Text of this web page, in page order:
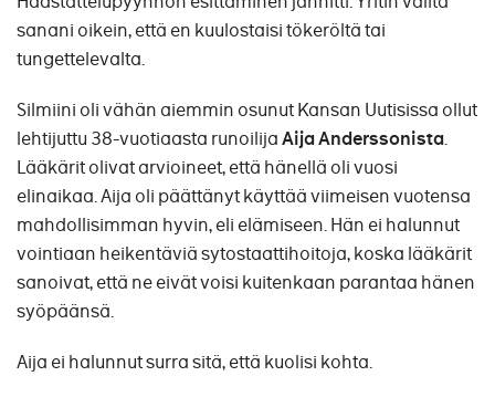
sanani oikein, että en kuulostaisi tökeröltä tai
tungettelevalta.
Silmiini oli vähän aiemmin osunut Kansan Uutisissa ollut
lehtijuttu 38-vuotiaasta runoilijaAija Anderssonista.
Lääkärit olivat arvioineet, että hänellä oli vuosi
elinaikaa. Aija oli päättänyt käyttää viimeisen vuotensa
mahdollisimman hyvin, eli elämiseen. Hän ei halunnut
vointiaan heikentäviä sytostaattihoitoja, koska lääkärit
sanoivat, että ne eivät voisi kuitenkaan parantaa hänen
syöpäänsä.
Aija ei halunnut surra sitä, että kuolisi kohta.